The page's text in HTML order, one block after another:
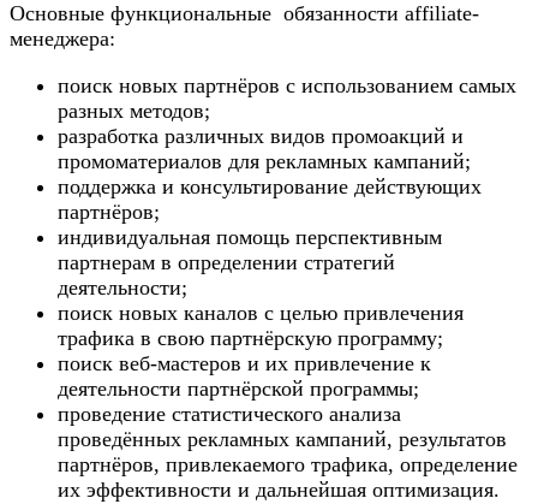
Основные функциональные обязанности affiliate-
менеджера:
поиск новых партнёров с использованием самых
разных методов;
разработка различных видов промоакций и
промоматериалов для рекламных кампаний;
поддержка и консультирование действующих
партнёров;
индивидуальная помощь перспективным
партнерам в определении стратегий
деятельности;
поиск новых каналов с целью привлечения
трафика в свою партнёрскую программу;
поиск веб-мастеров и их привлечение к
деятельности партнёрской программы;
проведение статистического анализа
проведённых рекламных кампаний, результатов
партнёров, привлекаемого трафика, определение
их эффективности и дальнейшая оптимизация.